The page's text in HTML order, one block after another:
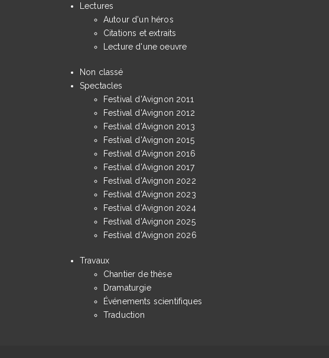
Lectures
Autour d'un héros
Citations et extraits
Lecture d'une oeuvre
Non classé
Spectacles
Festival d'Avignon 2011
Festival d'Avignon 2012
Festival d'Avignon 2013
Festival d'Avignon 2015
Festival d'Avignon 2016
Festival d'Avignon 2017
Festival d'Avignon 2022
Festival d'Avignon 2023
Festival d'Avignon 2024
Festival d'Avignon 2025
Festival d'Avignon 2026
Travaux
Chantier de thèse
Dramaturgie
Événements scientifiques
Traduction